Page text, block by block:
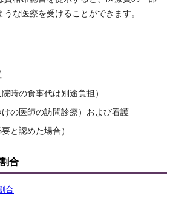
な医療を受けることができます。
時の食事代は別途負担）
の医師の訪問診療）および看護
と認めた場合）
合
合